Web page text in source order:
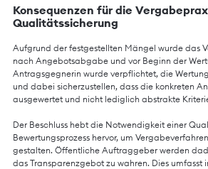
Konsequenzen für die
Qualitätssicherung
Aufgrund der festgestellten Mängel wurde das
nach Angebotsabgabe und vor Beginn der
Antragsgegnerin wurde verpflichtet, die
und dabei sicherzustellen, dass die konkreten
ausgewertet und nicht lediglich abstrakte
Der Beschluss hebt die Notwendigkeit einer
Bewertungsprozess hervor, um
gestalten. Öffentliche Auftraggeber werden
das Transparenzgebot zu wahren. Dies umfasst